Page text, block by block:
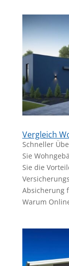
Vergleich
Schneller
Sie
Sie die
Absicherung
Warum